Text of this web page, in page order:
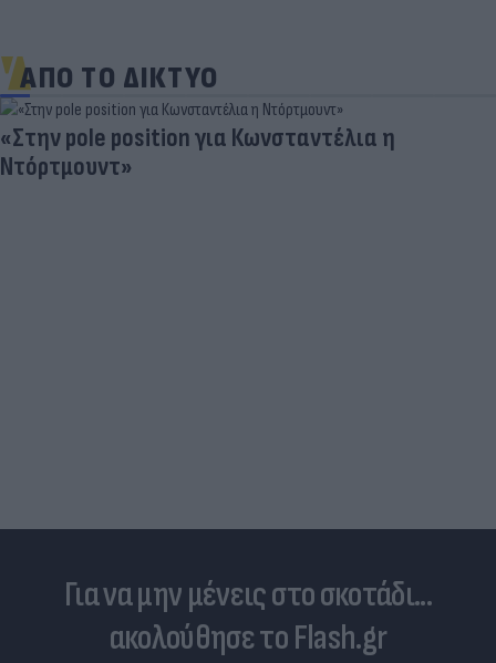
ΑΠΟ ΤΟ ΔΙΚΤΥΟ
Για να μην μένεις στο σκοτάδι...
ακολούθησε το Flash.gr